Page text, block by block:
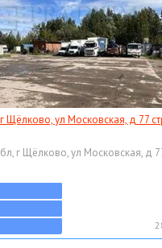
Щёлково, ул Московская, д 77
г Щёлково, ул Московская, д